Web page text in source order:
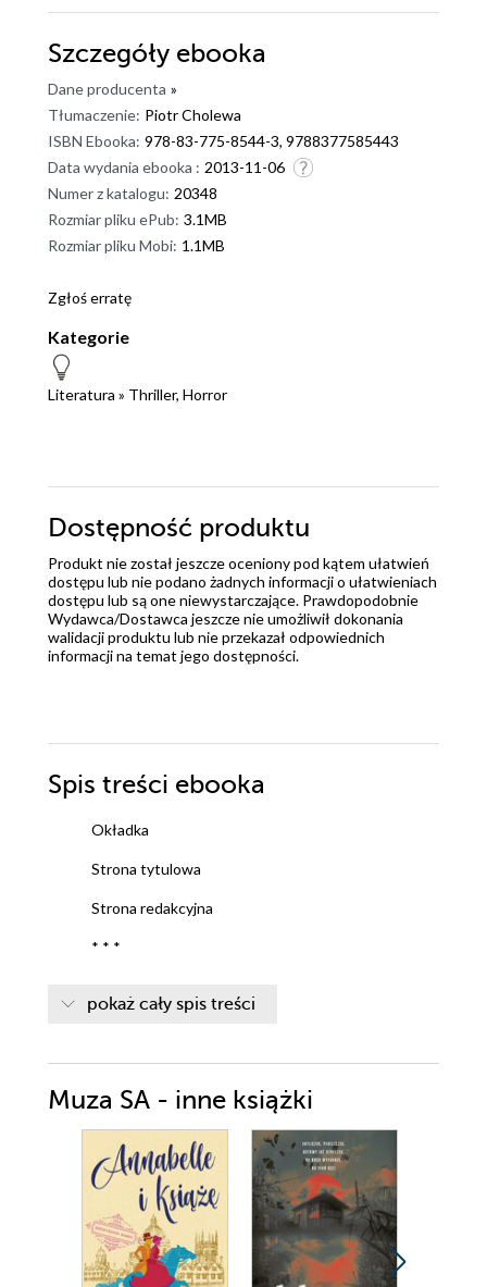
Szczegóły ebooka
Dane producenta »
Tłumaczenie: Piotr Cholewa
ISBN Ebooka: 978-83-775-8544-3, 9788377585443
Data wydania ebooka : 2013-11-06
Numer z katalogu: 20348
Rozmiar pliku ePub: 3.1MB
Rozmiar pliku Mobi: 1.1MB
Zgłoś erratę
Kategorie
Literatura » Thriller, Horror
Dostępność produktu
Produkt nie został jeszcze oceniony pod kątem ułatwień
dostępu lub nie podano żadnych informacji o ułatwieniach
dostępu lub są one niewystarczające. Prawdopodobnie
Wydawca/Dostawca jeszcze nie umożliwił dokonania
walidacji produktu lub nie przekazał odpowiednich
informacji na temat jego dostępności.
Spis treści ebooka
Okładka
Strona tytulowa
Strona redakcyjna
* * *
Dwa
Trzy
Cztery
Pięć
Sześć
Siedem
pokaż cały spis treści
Muza SA - inne książki